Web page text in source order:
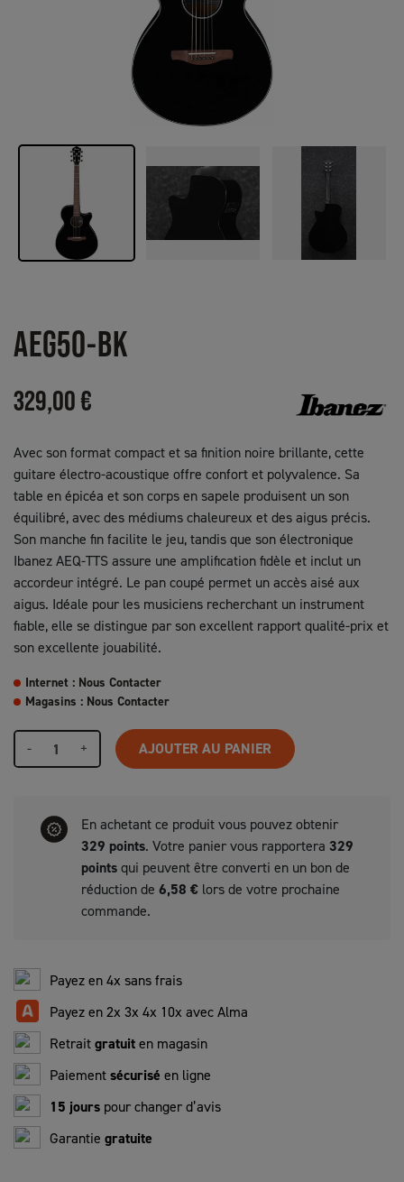
AEG50-BK
329,00 €
Avec son format compact et sa finition noire brillante, cette
guitare électro-acoustique offre confort et polyvalence. Sa
table en épicéa et son corps en sapele produisent un son
équilibré, avec des médiums chaleureux et des aigus précis.
Son manche fin facilite le jeu, tandis que son électronique
Ibanez AEQ-TTS assure une amplification fidèle et inclut un
accordeur intégré. Le pan coupé permet un accès aisé aux
aigus. Idéale pour les musiciens recherchant un instrument
fiable, elle se distingue par son excellent rapport qualité-prix et
son excellente jouabilité.
Internet : Nous Contacter
Magasins : Nous Contacter
- + AJOUTER AU PANIER
En achetant ce produit vous pouvez obtenir
329 points. Votre panier vous rapportera 329
pointsqui peuvent être converti en un bon de
réduction de 6,58 €lors de votre prochaine
commande.
Payez en 4x sans frais
Payez en 2x 3x 4x 10x avec Alma
Retraitgratuiten magasin
Paiementsécurisé en ligne
15 jours pour changer d’avis
Garantie gratuite